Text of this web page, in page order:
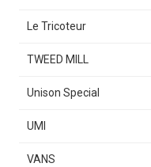
Le Tricoteur
TWEED MILL
Unison Special
UMI
VANS